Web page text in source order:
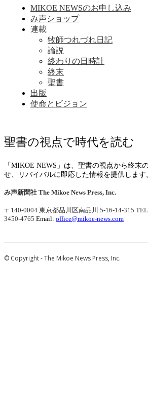
MIKOE NEWSのお申し込み
み声ショップ
連載
牧師つれづれ日記
論説
終わりの日時計
終末
聖書
出版
使命とビジョン
聖書の視点で時代を読む
「MIKOE NEWS」は、聖書の視点から終末
せ、リバイバルに即応した情報を提供します
み声新聞社 The Mikoe News Press, Inc.
〒140-0004 東京都品川区南品川 5-16-14-315
3450-4765 Email: office@mikoe-news.com
© Copyright - The Mikoe News Press, Inc.